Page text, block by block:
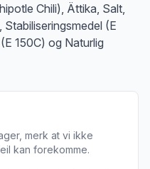
Chili), Ättika, Salt,
(E
150C) og Naturlig
merk at vi ikke
kan forekomme.